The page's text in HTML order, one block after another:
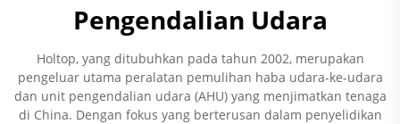
Pengendalian Udara
Holtop, yang ditubuhkan pada tahun 2002, merupakan
pengeluar utama peralatan pemulihan haba udara-ke-udara
dan unit pengendalian udara (AHU) yang menjimatkan tenaga
di China. Dengan fokus yang berterusan dalam penyelidikan